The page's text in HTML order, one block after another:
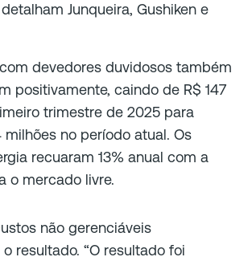
Junqueira, Gushiken e
devedores duvidosos também
positivamente, caindo de R$ 147
trimestre de 2025 para
milhões no período atual. Os
recuaram 13% anual com a
o mercado livre.
não gerenciáveis
resultado. “O resultado foi